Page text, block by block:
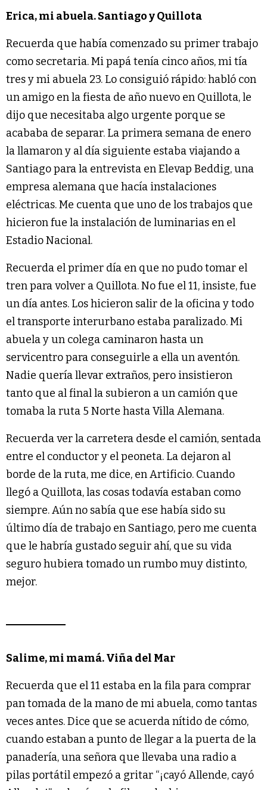
Erica, mi abuela. Santiago y Quillota
Recuerda que había comenzado su primer trabajo
como secretaria. Mi papá tenía cinco años, mi tía
tres y mi abuela 23. Lo consiguió rápido: habló con
un amigo en la fiesta de año nuevo en Quillota, le
dijo que necesitaba algo urgente porque se
acababa de separar. La primera semana de enero
la llamaron y al día siguiente estaba viajando a
Santiago para la entrevista en Elevap Beddig, una
empresa alemana que hacía instalaciones
eléctricas. Me cuenta que uno de los trabajos que
hicieron fue la instalación de luminarias en el
Estadio Nacional.
Recuerda el primer día en que no pudo tomar el
tren para volver a Quillota. No fue el 11, insiste, fue
un día antes. Los hicieron salir de la oficina y todo
el transporte interurbano estaba paralizado. Mi
abuela y un colega caminaron hasta un
servicentro para conseguirle a ella un aventón.
Nadie quería llevar extraños, pero insistieron
tanto que al final la subieron a un camión que
tomaba la ruta 5 Norte hasta Villa Alemana.
Recuerda ver la carretera desde el camión, sentada
entre el conductor y el peoneta. La dejaron al
borde de la ruta, me dice, en Artificio. Cuando
llegó a Quillota, las cosas todavía estaban como
siempre. Aún no sabía que ese había sido su
último día de trabajo en Santiago, pero me cuenta
que le habría gustado seguir ahí, que su vida
seguro hubiera tomado un rumbo muy distinto,
mejor.
Salime, mi mamá. Viña del Mar
Recuerda que el 11 estaba en la fila para comprar
pan tomada de la mano de mi abuela, como tantas
veces antes. Dice que se acuerda nítido de cómo,
cuando estaban a punto de llegar a la puerta de la
panadería, una señora que llevaba una radio a
pilas portátil empezó a gritar “¡cayó Allende, cayó